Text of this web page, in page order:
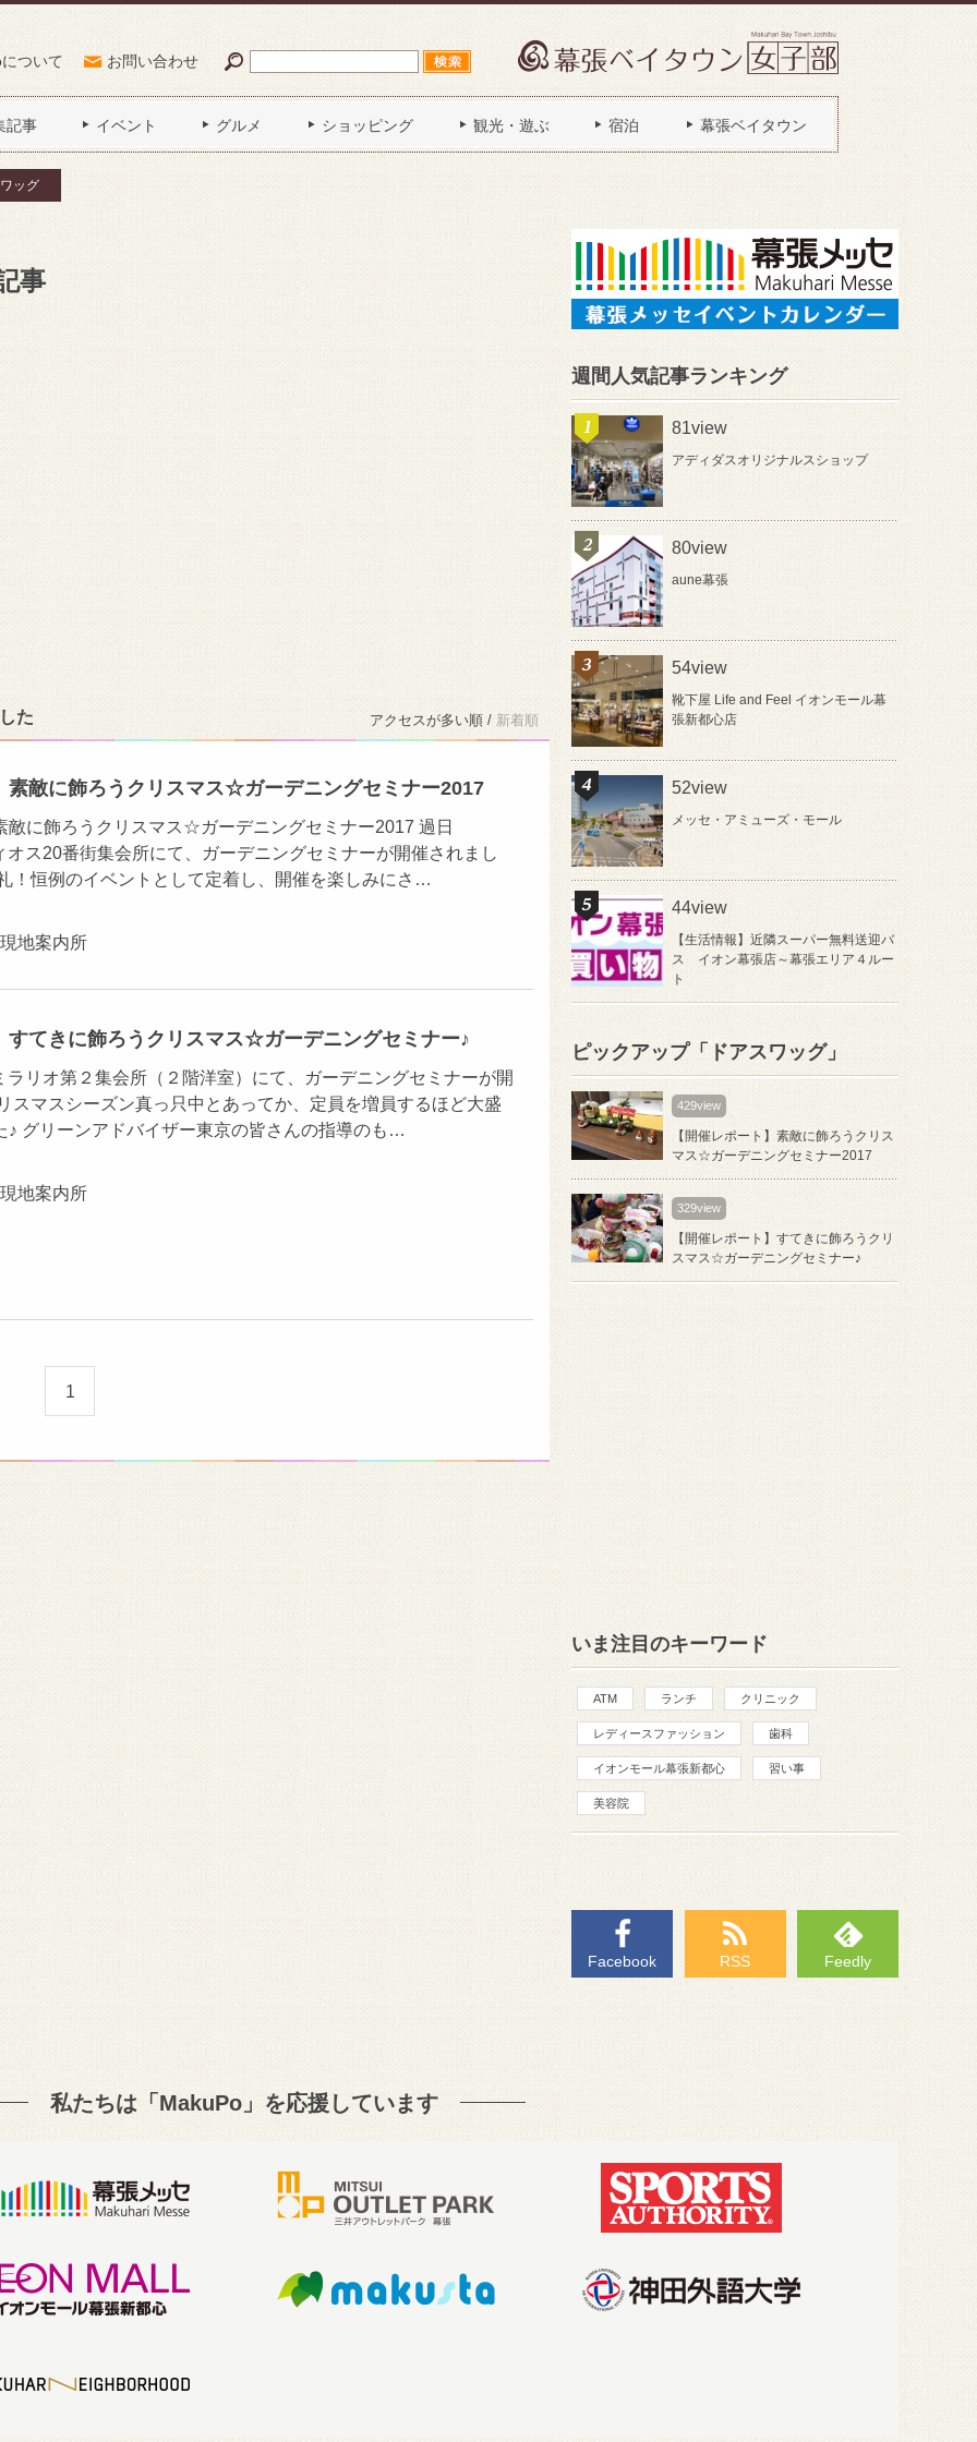
ついて お問い合わせ
記事 イベント グルメ ショッピング 観光・遊ぶ 宿泊 幕張ベイタウン
ッグ
事
た アクセスが多い順 / 新着順
素敵に飾ろうクリスマス☆ガーデニングセミナー2017
敵に飾ろうクリスマス☆ガーデニングセミナー2017 過日
オス20番街集会所にて、ガーデニングセミナーが開催されまし
！恒例のイベントとして定着し、開催を楽しみにさ…
地案内所
すてきに飾ろうクリスマス☆ガーデニングセミナー♪
ラリオ第２集会所（２階洋室）にて、ガーデニングセミナーが開
スマスシーズン真っ只中とあってか、定員を増員するほど大盛
♪ グリーンアドバイザー東京の皆さんの指導のも…
地案内所
1
週間人気記事ランキング
81view
アディダスオリジナルスショップ
80view
aune幕張
54view
靴下屋 Life and Feel イオンモール幕
張新都心店
52view
メッセ・アミューズ・モール
44view
【生活情報】近隣スーパー無料送迎バ
ス イオン幕張店～幕張エリア４ルー
ト
ピックアップ「ドアスワッグ」
429view
【開催レポート】素敵に飾ろうクリス
マス☆ガーデニングセミナー2017
329view
【開催レポート】すてきに飾ろうクリ
スマス☆ガーデニングセミナー♪
いま注目のキーワード
ATM ランチ クリニック
レディースファッション 歯科
イオンモール幕張新都心 習い事
美容院
Facebook RSS Feedly
私たちは「MakuPo」を応援しています